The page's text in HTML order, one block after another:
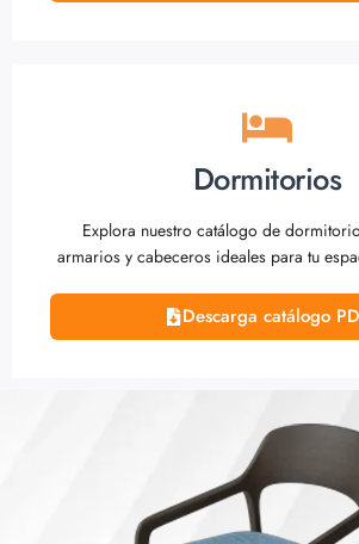
Dormitorios
Explora nuestro catálogo de
armarios y cabeceros ideales para tu
Descarga catálogo